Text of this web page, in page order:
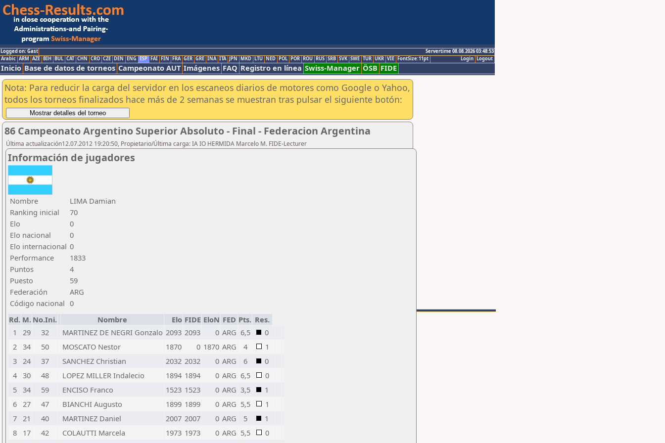
Logged on: Gast
Servertime 08.08.2026 03:48:53
Logout
Login
Arabic ARM AZE BIH BUL CAT CHN CRO CZE DEN ENG ESP FAI FIN FRA GER GRE INA ITA JPN MKD LTU NED POL POR ROU RUS SRB SVK SWE TUR UKR VIE FontSize:11pt
Inicio Base de datos de torneos Campeonato AUT Imágenes FAQ Registro en línea Swiss-Manager ÖSB FIDE
Nota: Para reducir la carga del servidor en los escaneos diarios de motores como Google o Yahoo,
todos los torneos finalizados hace más de 2 semanas se muestran tras pulsar el siguiente botón:
86 Campeonato Argentino Superior Absoluto - Final - Federacion Argentina
Última actualización12.07.2012 19:20:50, Propietario/Última carga: IA IO HERMIDA Marcelo M. FIDE-Lecturer
Información de jugadores
Nombre
LIMA Damian
Ranking inicial
70
Elo
0
Elo nacional
0
Elo internacional 0
Performance
1833
Puntos
4
Puesto
59
Federación
ARG
Código nacional 0
Rd. M. No.Ini. Nombre Elo FIDE EloN FED Pts. Res.
1
29 32 MARTINEZ DE NEGRI Gonzalo 2093 2093 0 ARG 6,5
0
2 34 50 MOSCATO Nestor 1870 0 1870 ARG 4
1
3 24 37 SANCHEZ Christian 2032 2032 0 ARG 6
0
4 30 48 LOPEZ MILLER Indalecio 1894 1894 0 ARG 6,5
0
5 34 59 ENCISO Franco 1523 1523 0 ARG 3,5
1
6 27 47 BIANCHI Augusto 1899 1899 0 ARG 5,5
1
7 21 40 MARTINEZ Daniel 2007 2007 0 ARG 5
1
8
17 42 COLAUTTI Marcela 1973 1973 0 ARG 5,5
0